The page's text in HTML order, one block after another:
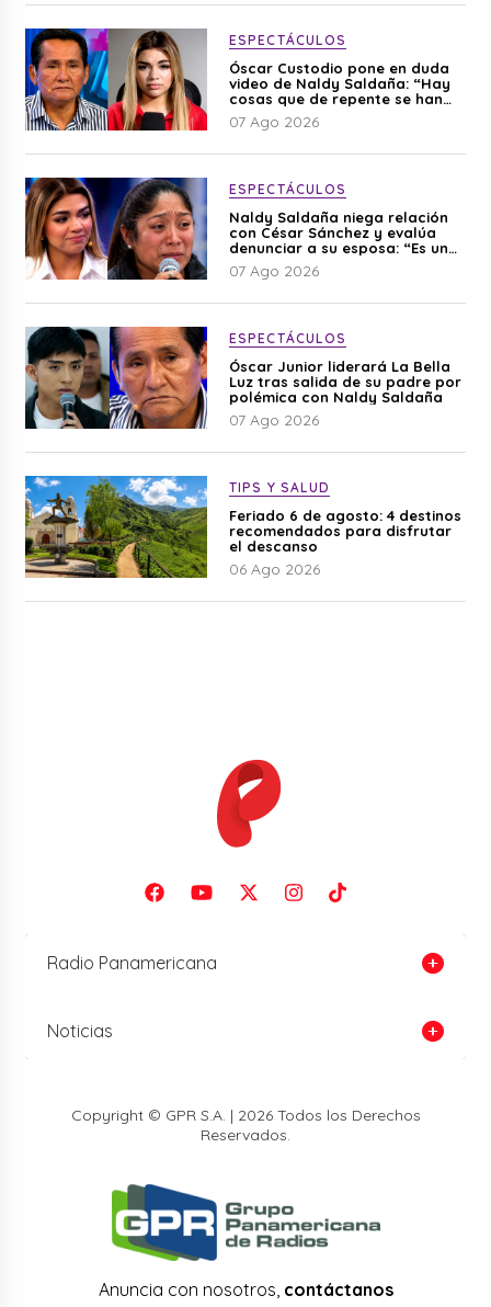
ESPECTÁCULOS
Óscar Custodio pone en duda
video de Naldy Saldaña: “Hay
cosas que de repente se han
editado”
07 Ago 2026
ESPECTÁCULOS
Naldy Saldaña niega relación
con César Sánchez y evalúa
denunciar a su esposa: “Es una
difamación”
07 Ago 2026
ESPECTÁCULOS
Óscar Junior liderará La Bella
Luz tras salida de su padre por
polémica con Naldy Saldaña
07 Ago 2026
TIPS Y SALUD
Feriado 6 de agosto: 4 destinos
recomendados para disfrutar
el descanso
06 Ago 2026
Radio Panamericana
Noticias
Copyright © GPR S.A. | 2026 Todos los Derechos
Reservados.
Anuncia con nosotros, contáctanos